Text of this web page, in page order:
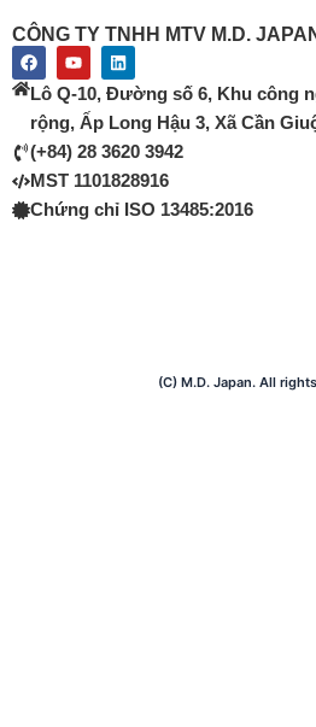
CÔNG TY TNHH MTV M.D.
F
a
c
e
b
o
k
Y
o
u
t
u
b
e
L
i
n
k
e
i
n
Lô Q-10, Đường số 6, Khu công
rộng, Ấp Long Hậu 3, Xã Cần
(+84) 28 3620 3942
MST 1101828916
Chứng chỉ ISO 13485:2016
(C) M.D. Japan. All